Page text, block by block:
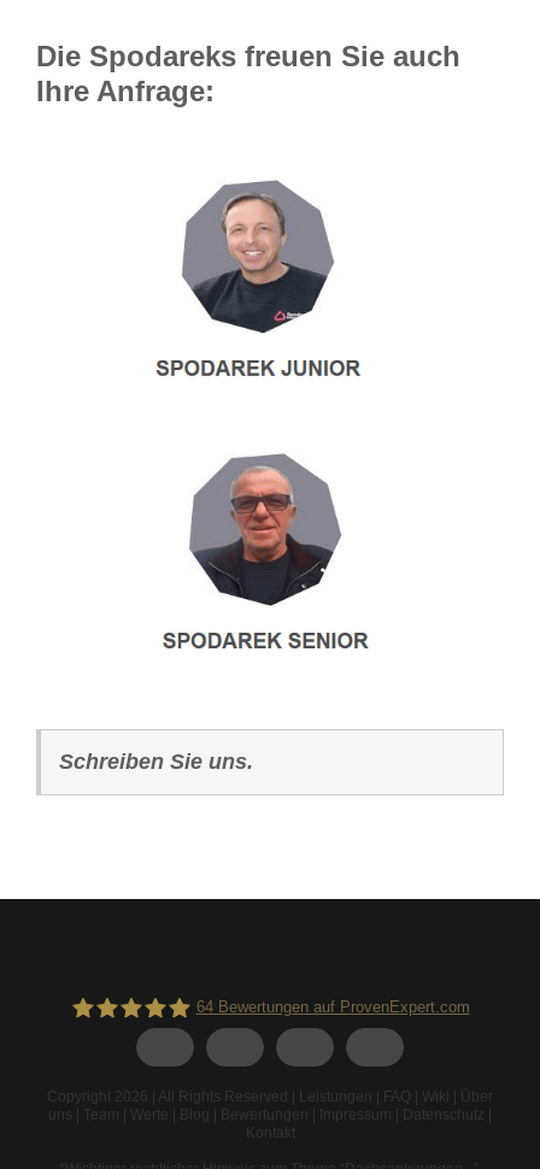
Die Spodareks freuen Sie auch
Ihre Anfrage:
Schreiben Sie uns.
64Bewertungen auf ProvenExpert.com
Copyright 2026 | All Rights Reserved | Leistungen | FAQ | Wiki | Über
uns | Team | Werte | Blog | Bewertungen | Impressum | Datenschutz |
Kontakt